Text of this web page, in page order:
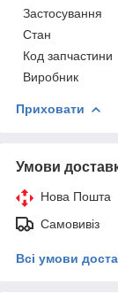
Застосування
Стан
Код запчастини
Виробник
Приховати
Умови
Нова Пошта
Самовивіз
Всі умови